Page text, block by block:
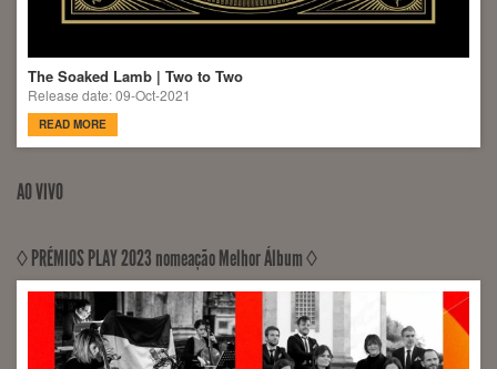
The Soaked Lamb | Two to Two
Release date: 09-Oct-2021
READ MORE
AO VIVO
◊ PRÉMIOS PLAY 2023 nomeação Melhor Álbum ◊